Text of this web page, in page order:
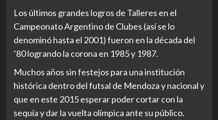
Los últimos grandes logros de Talleres en el
Campeonato Argentino de Clubes (así se lo
denominó hasta el 2001) fueron en la década del
’80 logrando la corona en 1985 y 1987.
Muchos años sin festejos para una institución
histórica dentro del futsal de Mendoza y nacional y
que en este 2015 esperar poder cortar con la
sequía y dar la vuelta olímpica ante su público.